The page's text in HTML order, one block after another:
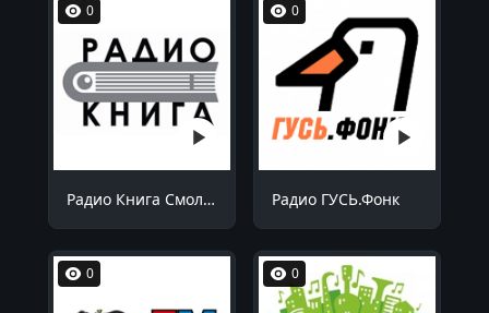
0
Радио Книга Смоленск 90.5 FM
0
Радио ГУСЬ.Фонк
0 0